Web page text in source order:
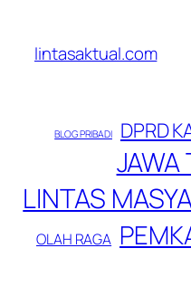
konten
lintasaktual.com
BLOG PRIBADI DPRD
JAWA
LINTAS
OLAH RAGA